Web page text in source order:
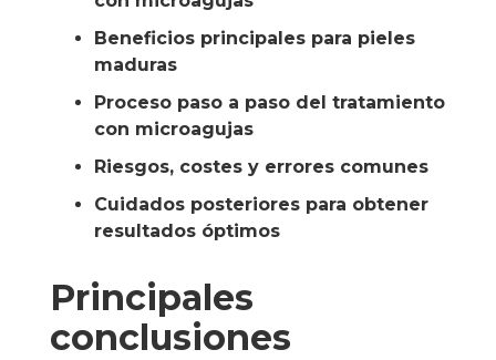
Beneficios principales para pieles
maduras
Proceso paso a paso del tratamiento
con microagujas
Riesgos, costes y errores comunes
Cuidados posteriores para obtener
resultados óptimos
Principales
conclusiones